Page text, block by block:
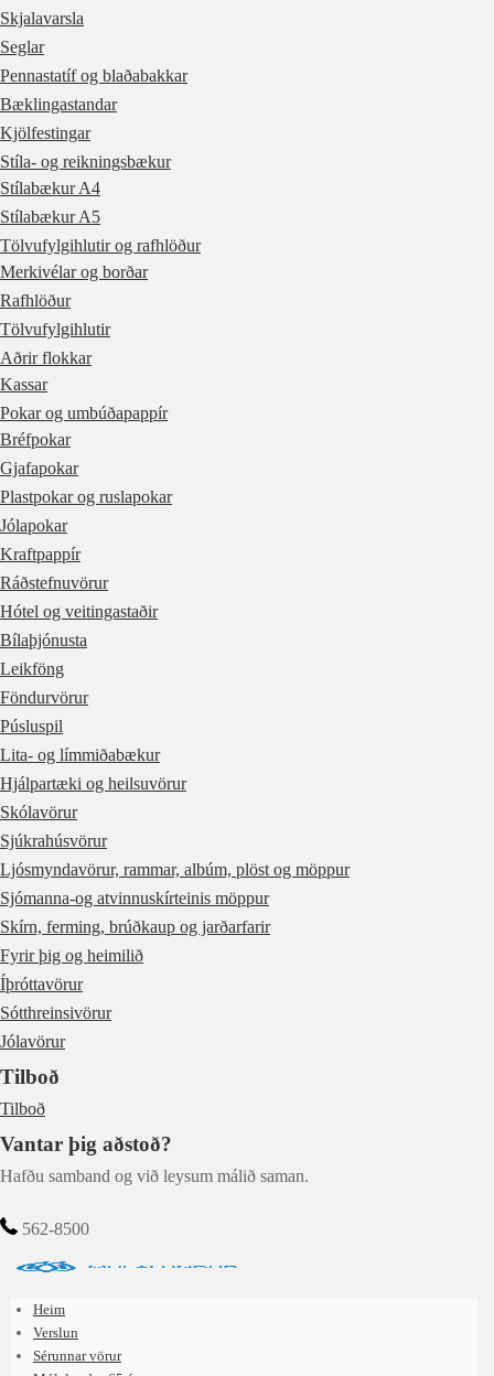
Skjalavarsla
Seglar
Pennastatíf og blaðabakkar
Bæklingastandar
Kjölfestingar
Stíla- og reikningsbækur
Stílabækur A4
Stílabækur A5
Tölvufylgihlutir og rafhlöður
Merkivélar og borðar
Rafhlöður
Tölvufylgihlutir
Aðrir flokkar
Kassar
Pokar og umbúðapappír
Bréfpokar
Gjafapokar
Plastpokar og ruslapokar
Jólapokar
Kraftpappír
Ráðstefnuvörur
Hótel og veitingastaðir
Bílaþjónusta
Leikföng
Föndurvörur
Púsluspil
Lita- og límmiðabækur
Hjálpartæki og heilsuvörur
Skólavörur
Sjúkrahúsvörur
Ljósmyndavörur, rammar, albúm, plöst og möppur
Sjómanna-og atvinnuskírteinis möppur
Skírn, ferming, brúðkaup og jarðarfarir
Fyrir þig og heimilið
Íþróttavörur
Sótthreinsivörur
Jólavörur
Tilboð
Tilboð
Vantar þig aðstoð?
Hafðu samband og við leysum málið saman.
562-8500
Heim
Verslun
Sérunnar vörur